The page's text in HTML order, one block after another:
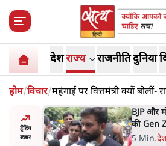
देशराज्य राजनीतिदुनिया
होम/विचार/महंगाई पर वित्तमंत्री क्यों
पड़ेगा?
ट्रेंडिंग
ख़बर
भागवत
मार्क
बहुत अंदर
9 Min.